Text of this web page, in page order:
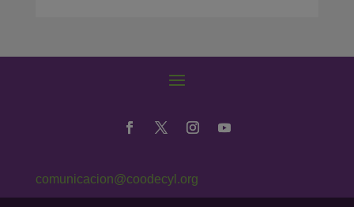
comunicacion@coodecyl.org